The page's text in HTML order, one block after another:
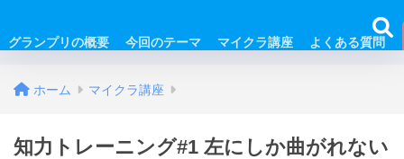
グランプリの概要 今回のテーマ マイクラ講座 よくある質問
ホーム マイクラ講座
知力トレーニング#1 左にしか曲がれない